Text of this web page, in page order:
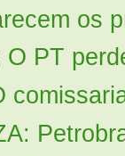
os
PT